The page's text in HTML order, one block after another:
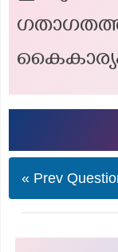
« Prev